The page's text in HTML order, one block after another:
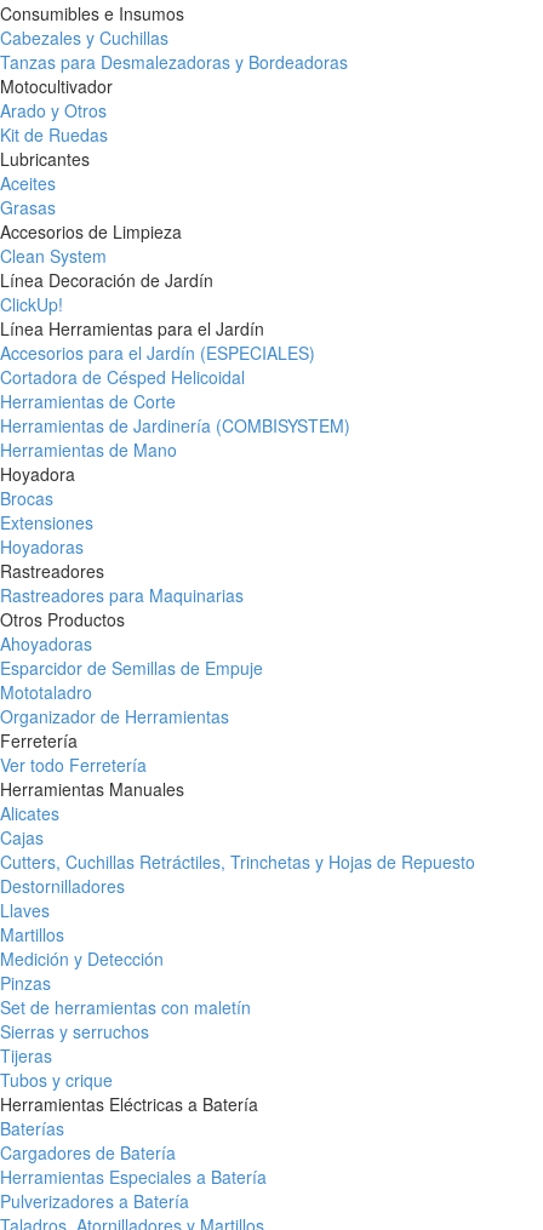
Consumibles e Insumos
Cabezales y Cuchillas
Tanzas para Desmalezadoras y Bordeadoras
Motocultivador
Arado y Otros
Kit de Ruedas
Lubricantes
Aceites
Grasas
Accesorios de Limpieza
Clean System
Línea Decoración de Jardín
ClickUp!
Línea Herramientas para el Jardín
Accesorios para el Jardín (ESPECIALES)
Cortadora de Césped Helicoidal
Herramientas de Corte
Herramientas de Jardinería (COMBISYSTEM)
Herramientas de Mano
Hoyadora
Brocas
Extensiones
Hoyadoras
Rastreadores
Rastreadores para Maquinarias
Otros Productos
Ahoyadoras
Esparcidor de Semillas de Empuje
Mototaladro
Organizador de Herramientas
Ferretería
Ver todo Ferretería
Herramientas Manuales
Alicates
Cajas
Cutters, Cuchillas Retráctiles, Trinchetas y Hojas de Repuesto
Destornilladores
Llaves
Martillos
Medición y Detección
Pinzas
Set de herramientas con maletín
Sierras y serruchos
Tijeras
Tubos y crique
Herramientas Eléctricas a Batería
Baterías
Cargadores de Batería
Herramientas Especiales a Batería
Pulverizadores a Batería
Taladros, Atornilladores y Martillos